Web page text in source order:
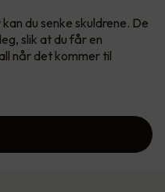
du senke skuldrene. De
slik at du får en
når det kommer til